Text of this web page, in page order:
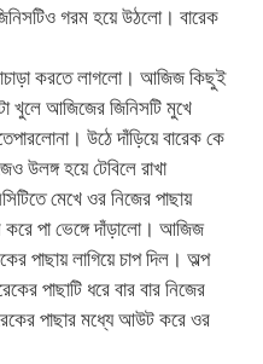
গরম হয়ে উঠলো। বারেক
করতে লাগলো। আজিজ কিছুই
খুলে আজিজের জিনিসটি মুখে
উঠে দাঁড়িয়ে বারেক কে
উলঙ্গ হয়ে টেবিলে রাখা
মেখে ওর নিজের পাছায়
করে পা ভেঙ্গে দাঁড়ালো। আজিজ
পাছায় লাগিয়ে চাপ দিল। অল্প
পাছাটি ধরে বার বার নিজের
পাছার মধ্যে আউট করে ওর